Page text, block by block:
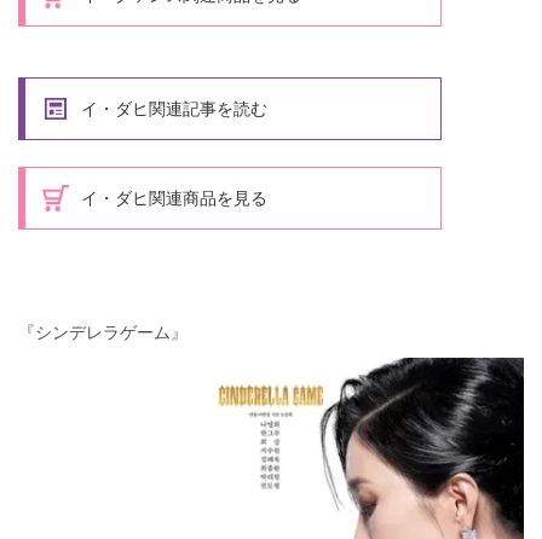
イ・ダヒ関連記事を読む
イ・ダヒ関連商品を見る
『シンデレラゲーム』